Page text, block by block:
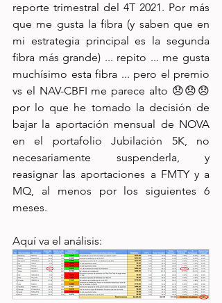
reporte trimestral del 4T 2021. Por más
que me gusta la fibra (y saben que en
mi estrategia principal es la segunda
fibra más grande) ... repito ... me gusta
muchísimo esta fibra ... pero el premio
vs el NAV-CBFI me parece alto 😞😞😞
por lo que he tomado la decisión de
bajar la aportación mensual de NOVA
en el portafolio Jubilación 5K, no
necesariamente suspenderla, y
reasignar las aportaciones a FMTY y a
MQ, al menos por los siguientes 6
meses.
Aquí va el análisis: